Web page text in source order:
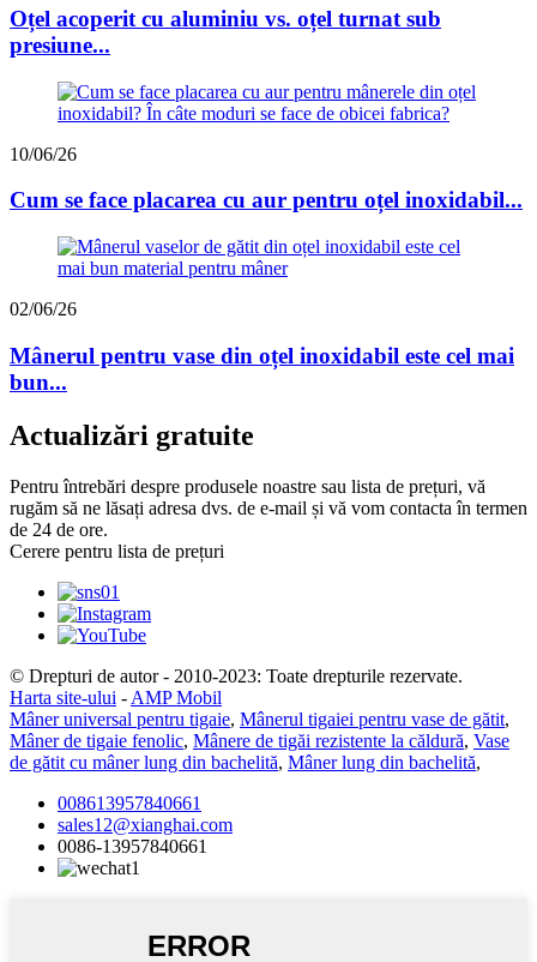
Oțel acoperit cu aluminiu vs. oțel turnat sub
presiune...
10/06/26
Cum se face placarea cu aur pentru oțel inoxidabil...
02/06/26
Mânerul pentru vase din oțel inoxidabil este cel mai
bun...
Actualizări gratuite
Pentru întrebări despre produsele noastre sau lista de prețuri, vă
rugăm să ne lăsați adresa dvs. de e-mail și vă vom contacta în termen
de 24 de ore.
Cerere pentru lista de prețuri
© Drepturi de autor - 2010-2023: Toate drepturile rezervate.
Harta site-ului - AMP Mobil
Mâner universal pentru tigaie, Mânerul tigaiei pentru vase de gătit,
Mâner de tigaie fenolic, Mânere de tigăi rezistente la căldură, Vase
de gătit cu mâner lung din bachelită, Mâner lung din bachelită,
008613957840661
sales12@xianghai.com
0086-13957840661